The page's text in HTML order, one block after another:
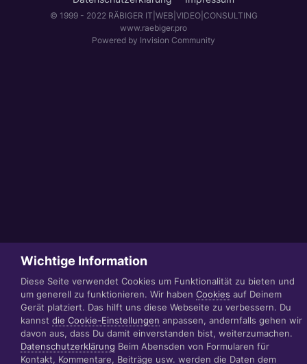
© 1999 - 2022 RÄBIGER IT|WEB|VIDEO|CONSULTING
www.raebiger.pro
Powered by Invision Community
Wichtige Information
Diese Seite verwendet Cookies um Funktionalität zu bieten und
um generell zu funktionieren. Wir haben Cookies auf Deinem
Gerät platziert. Das hilft uns diese Webseite zu verbessern. Du
kannst die Cookie-Einstellungen anpassen, andernfalls gehen wir
davon aus, dass Du damit einverstanden bist, weiterzumachen.
Datenschutzerklärung Beim Abensden von Formularen für
Kontakt, Kommentare, Beiträge usw. werden die Daten dem